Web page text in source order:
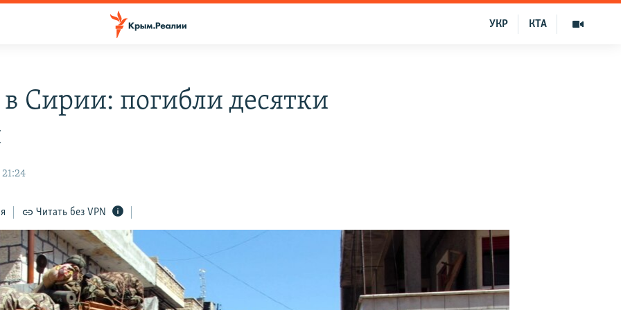
КТА
УКР
Сирии: погибли десятки
Читать без VPN